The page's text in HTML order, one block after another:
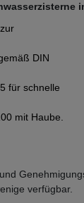
DIN
für schnelle
mit Haube.
verfügbar.